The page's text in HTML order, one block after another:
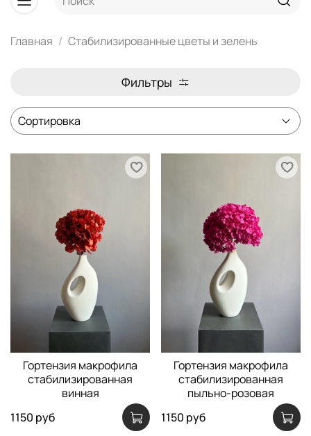
Главная Стабилизированные цветы и зелень
Фильтры
Гортензия макрофила
стабилизированная
винная
1150 руб
Гортензия макрофила
стабилизированная
пыльно-розовая
1150 руб